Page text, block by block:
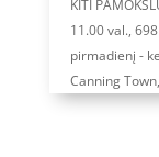
KITI
11.00 val.,
pirmadienį -
Canning